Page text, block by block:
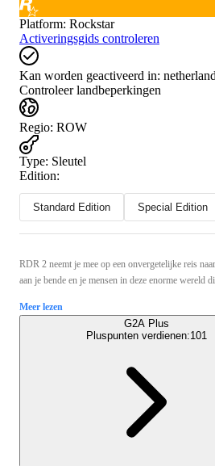
Platform: Rockstar
Activeringsgids controleren
Kan worden geactiveerd in:
Controleer landbeperkingen
Regio: ROW
Type: Sleutel
Edition:
Standard Edition Special Edition
RDR 2 neemt je mee op een onvergetelijke reis
aan je bende en je mensen in deze enorme wereld
Meer lezen
G2A Plus
Pluspunten verdienen:101